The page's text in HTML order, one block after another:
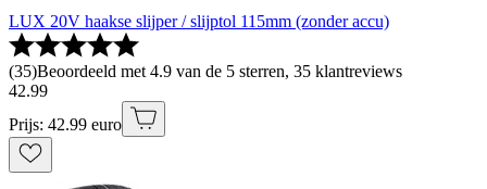
LUX 20V haakse slijper / slijptol 115mm (zonder accu)
(35)Beoordeeld met 4.9 van de 5 sterren, 35 klantreviews
42.99
Prijs: 42.99 euro